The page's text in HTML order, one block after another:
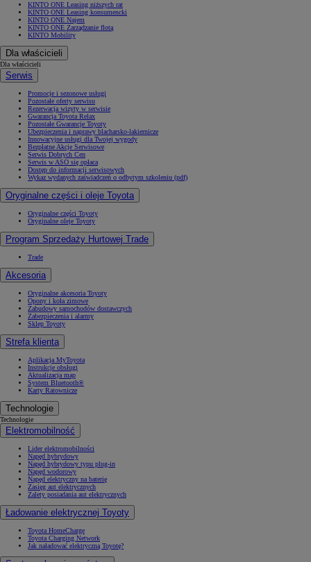
KINTO ONE Leasing niższych rat
KINTO ONE Leasing konsumencki
KINTO ONE Najem
KINTO ONE Zarządzanie flotą
KINTO Mobility
Dla właścicieli
Dla właścicieli
Serwis
Promocje i sezonowe usługi
Pozostałe oferty serwisu
Rezerwacja wizyty w serwisie
Gwarancja Toyota Relax
Pozostałe Gwarancje Toyoty
Ubezpieczenia i naprawy blacharsko-lakiernicze
Innowacyjne usługi dla Twojej wygody
Bezpłatne Akcje Serwisowe
Serwis Dobrych Cen
Serwis w ASO się opłaca
Dostęp do informacji serwisowych
Wykaz wydanych zaświadczeń o odbytym szkoleniu (pdf)
Oryginalne części i oleje Toyota
Oryginalne części Toyoty
Oryginalne oleje Toyoty
Program Sprzedaży Hurtowej Trade
Trade
Akcesoria
Oryginalne akcesoria Toyoty
Opony i koła zimowe
Zabudowy samochodów dostawczych
Zabezpieczenia i alarmy
Sklep Toyoty
Strefa klienta
Aplikacja MyToyota
Instrukcje obsługi
Aktualizacja map
System Bluetooth®
Karty Ratownicze
Technologie
Technologie
Elektromobilność
Lider elektromobilności
Napęd hybrydowy
Napęd hybrydowy typu plug-in
Napęd wodorowy
Napęd elektryczny na baterię
Zasięg aut elektrycznych
Zalety posiadania aut elektrycznych
Ładowanie elektrycznej Toyoty
Toyota HomeCharge
Toyota Charging Network
Jak naładować elektryczną Toyotę?